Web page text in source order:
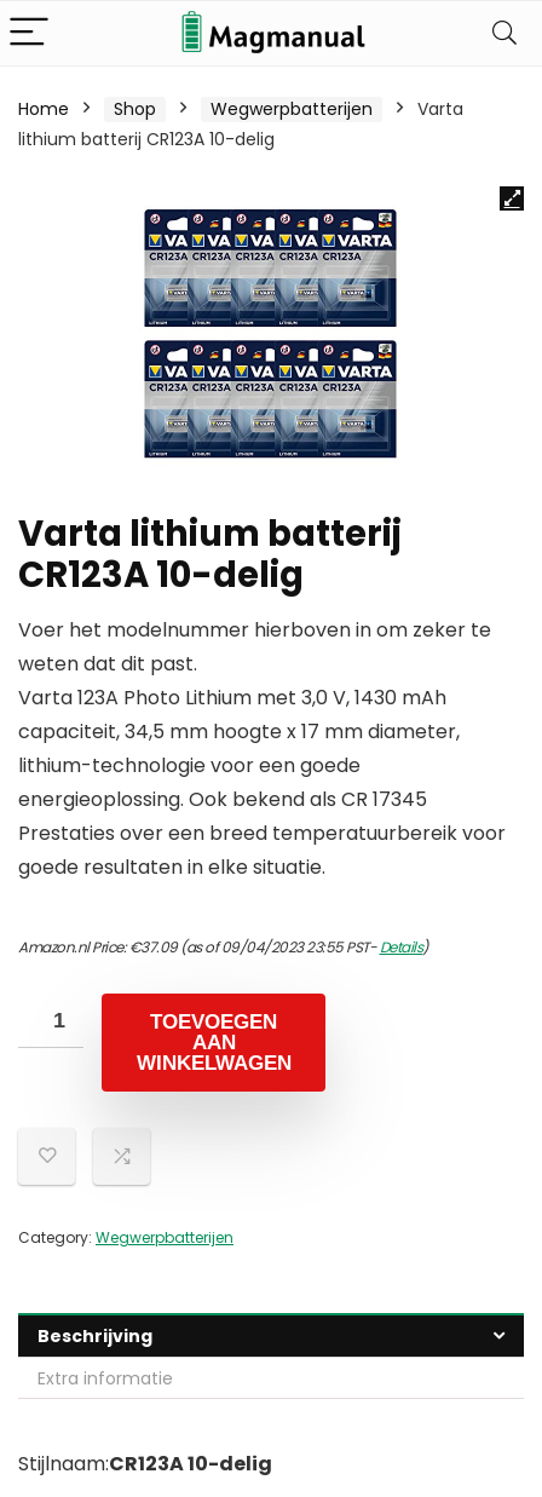
Home Shop Wegwerpbatterijen
Varta
lithium batterij CR123A 10-delig
Varta lithium batterij
CR123A 10-delig
Voer het modelnummer hierboven in om zeker te
weten dat dit past.
Varta 123A Photo Lithium met 3,0 V, 1430 mAh
capaciteit, 34,5 mm hoogte x 17 mm diameter,
lithium-technologie voor een goede
energieoplossing. Ook bekend als CR 17345
Prestaties over een breed temperatuurbereik voor
goede resultaten in elke situatie.
Amazon.nl Price:€37.09(as of 09/04/2023 23:55 PST-Details)
TOEVOEGEN
AAN
WINKELWAGEN
Category: Wegwerpbatterijen
Beschrijving
Extra informatie
Stijlnaam:CR123A 10-delig